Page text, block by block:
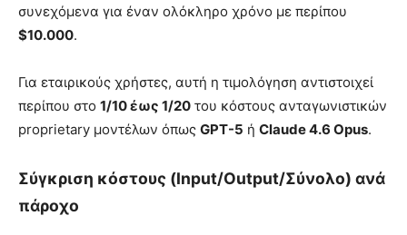
συνεχόμενα για έναν ολόκληρο χρόνο με περίπου
$10.000.
Για εταιρικούς χρήστες, αυτή η τιμολόγηση αντιστοιχεί
περίπου στο 1/10 έως 1/20 του κόστους ανταγωνιστικών
proprietary μοντέλων όπως GPT-5 ή Claude 4.6 Opus.
Σύγκριση κόστους (Input/Output/Σύνολο) ανά
πάροχο